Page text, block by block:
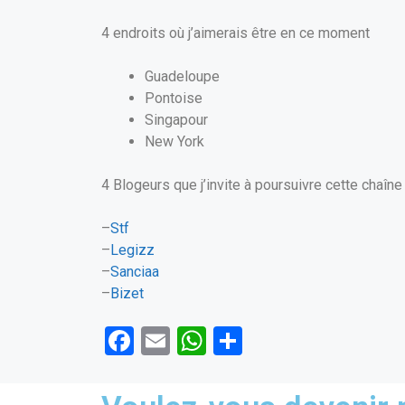
4 endroits où j’aimerais être en ce moment
Guadeloupe
Pontoise
Singapour
New York
4 Blogeurs que j’invite à poursuivre cette chaîne
–Stf
– Legizz
–Sanciaa
– Bizet
F
E
W